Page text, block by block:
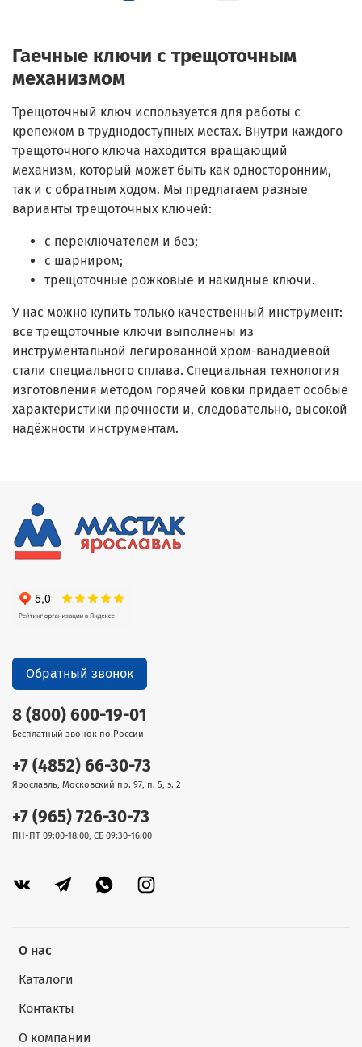
Гаечные ключи с трещоточным
механизмом
Трещоточный ключ используется для работы с
крепежом в труднодоступных местах. Внутри каждого
трещоточного ключа находится вращающий
механизм, который может быть как односторонним,
так и с обратным ходом. Мы предлагаем разные
варианты трещоточных ключей:
с переключателем и без;
с шарниром;
трещоточные рожковые и накидные ключи.
У нас можно купить только качественный инструмент:
все трещоточные ключи выполнены из
инструментальной легированной хром-ванадиевой
стали специального сплава. Специальная технология
изготовления методом горячей ковки придает особые
характеристики прочности и, следовательно, высокой
надёжности инструментам.
О нас
Каталоги
Контакты
О компании
8 (800) 600-19-01
Бесплатный звонок по России
+7 (4852) 66-30-73
Ярославль, Московский пр. 97, п. 5, э. 2
+7 (965) 726-30-73
ПН-ПТ 09:00-18:00, СБ 09:30-16:00
Обратный звонок